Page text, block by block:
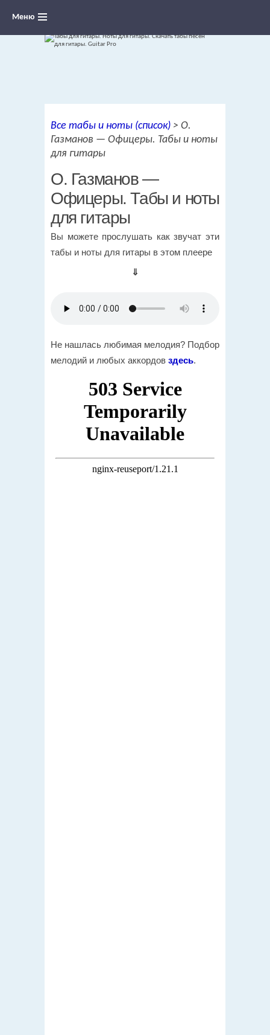
переложения песен для гитары
Меню
Все табы и ноты (список) > О.
Газманов — Офицеры. Табы и ноты
для гитары
О. Газманов —
Офицеры. Табы и ноты
для гитары
Вы можете прослушать как звучат эти
табы и ноты для гитары в этом плеере
⇓
Не нашлась любимая мелодия? Подбор
мелодий и любых аккордов здесь.